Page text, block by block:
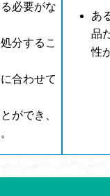
必要がな
分するこ
合わせて
ができ、
あ
品
性